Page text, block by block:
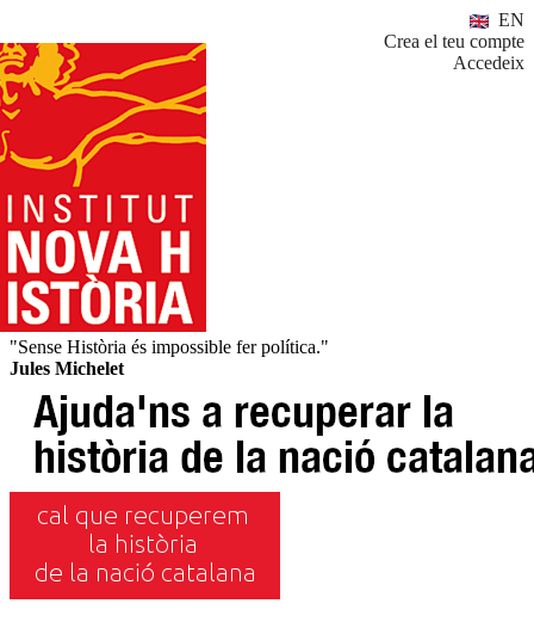
EN
Crea el teu compte
Accedeix
"Sense Història és impossible fer política."
Jules Michelet